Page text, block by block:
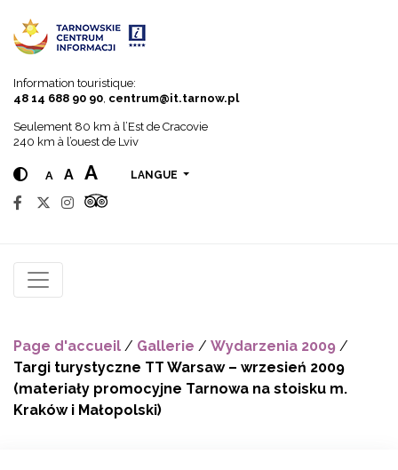
Information touristique:
48 14 688 90 90 centrum@it.tarnow.pl
Seulement 80 km à l’Est de Cracovie
240 km à l’ouest de Lviv
A A A LANGUE
Page d'accueil / Gallerie / Wydarzenia 2009 /
Targi turystyczne TT Warsaw – wrzesień 2009
(materiały promocyjne Tarnowa na stoisku m.
Kraków i Małopolski)